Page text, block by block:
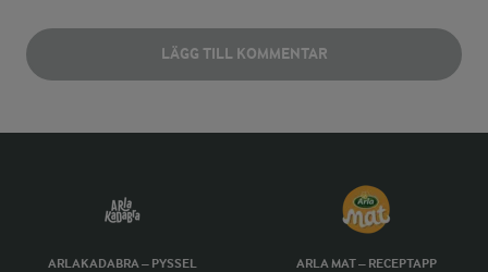
LÄGG TILL KOMMENTAR
ARLAKADABRA – PYSSEL
ARLA MAT – RECEPTAPP